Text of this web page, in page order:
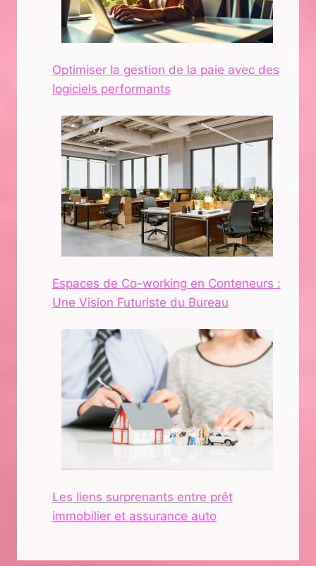
Optimiser la gestion de la paie avec des
logiciels performants
Espaces de Co-working en Conteneurs :
Une Vision Futuriste du Bureau
Les liens surprenants entre prêt
immobilier et assurance auto